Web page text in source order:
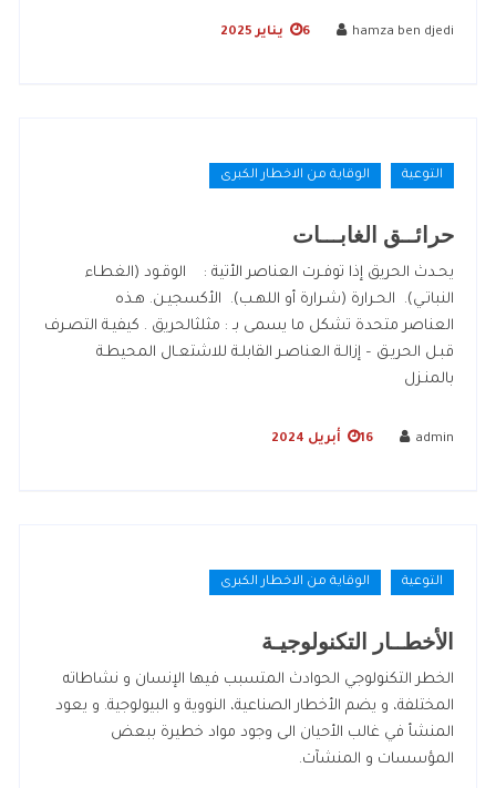
hamza ben djedi 6 يناير 2025
التوعية الوقاية من الاخطار الكبرى
حرائــق الغابـــات
يحـدث الحريق إذا توفـرت العناصر الأتية : الوقـود (الغطـاء
النباتـي). الحـرارة (شـرارة أو اللهـب). الأكسجيـن. هـذه
العناصر متحدة تشكل ما يسمى بـ : مثلثالحريق . كيفيـة التصـرف
قبـل الحريـق – إزالـة العناصـر القابلـة للاشتعـال المحيطـة
بالمنـزل
admin 16 أبريل 2024
التوعية الوقاية من الاخطار الكبرى
الأخطــار التكنولوجيـة
الخطر التكنولوجي الحوادث المتسبب فيها الإنسان و نشاطاته
المختلفة، و يضم الأخطار الصناعية، النووية و البيولوجية. و يعود
المنشأ في غالب الأحيان الى وجود مواد خطيرة ببعض
المؤسسات و المنشآت.